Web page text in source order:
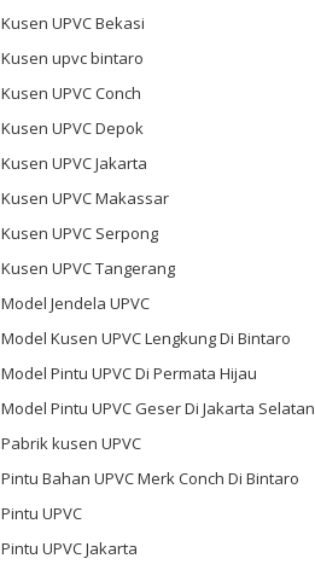
Kusen UPVC Bekasi
Kusen upvc bintaro
Kusen UPVC Conch
Kusen UPVC Depok
Kusen UPVC Jakarta
Kusen UPVC Makassar
Kusen UPVC Serpong
Kusen UPVC Tangerang
Model Jendela UPVC
Model Kusen UPVC Lengkung Di Bintaro
Model Pintu UPVC Di Permata Hijau
Model Pintu UPVC Geser Di Jakarta Selatan
Pabrik kusen UPVC
Pintu Bahan UPVC Merk Conch Di Bintaro
Pintu UPVC
Pintu UPVC Jakarta